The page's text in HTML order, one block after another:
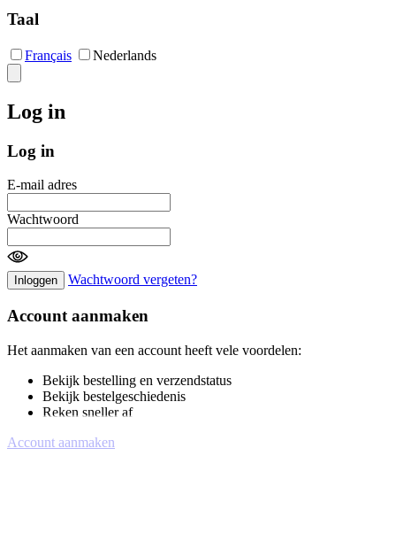
Taal
Français Nederlands
Log in
Log in
E-mail adres
Wachtwoord
Inloggen Wachtwoord vergeten?
Account aanmaken
Het aanmaken van een account heeft vele voordelen:
Bekijk bestelling en verzendstatus
Bekijk bestelgeschiedenis
Reken sneller af
Account aanmaken